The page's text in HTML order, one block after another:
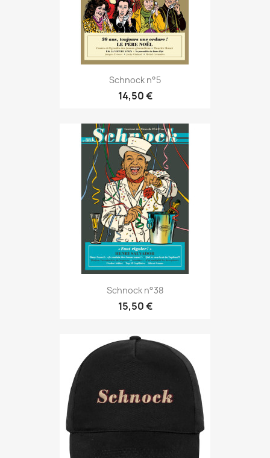
Schnock n°5
14,50 €
Schnock n°38
15,50 €